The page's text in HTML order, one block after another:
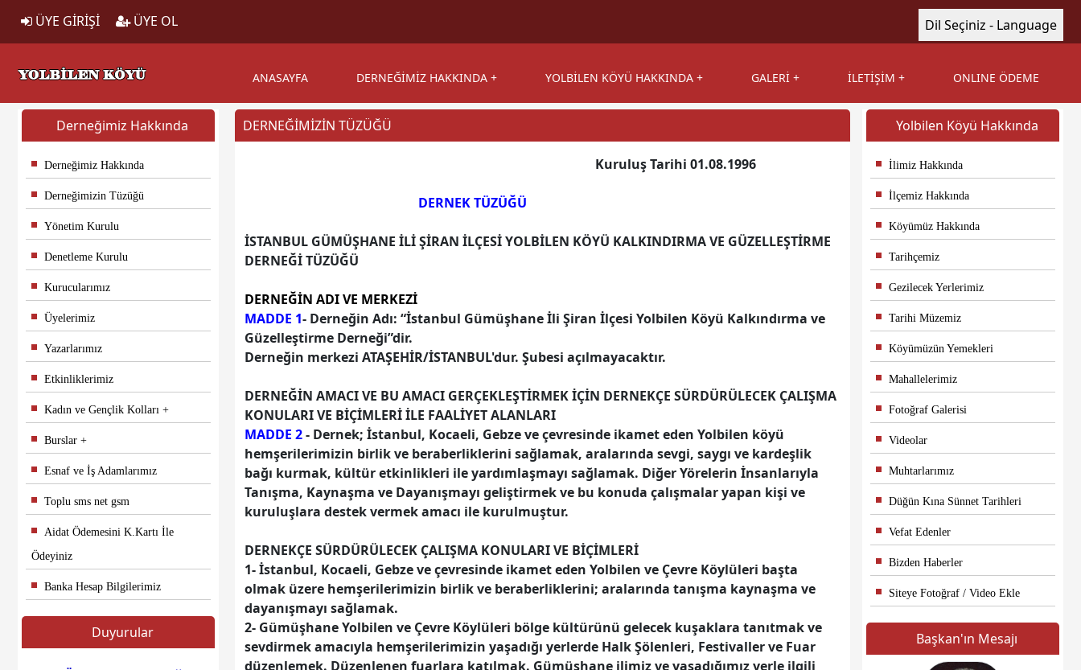
Dil Seçiniz - Language
ÜYE GİRİŞİ ÜYE OL
ANASAYFA DERNEĞİMİZ HAKKINDA YOLBİLEN KÖYÜ HAKKINDA GALERİ İLETİŞİM ONLINE ÖDEME
Derneğimiz Hakkında
Derneğimiz Hakkında
Derneğimizin Tüzüğü
Yönetim Kurulu
Denetleme Kurulu
Kurucularımız
Üyelerimiz
Yazarlarımız
Etkinliklerimiz
Kadın ve Gençlik Kolları
Burslar
Esnaf ve İş Adamlarımız
Toplu sms net gsm
Aidat Ödemesini K.Kartı İle
Ödeyiniz
Banka Hesap Bilgilerimiz
Duyurular
Sayın Üyelerimiz Derneğimiz
DERNEĞİMİZİN TÜZÜĞÜ
Kuruluş Tarihi 01.08.1996
DERNEK TÜZÜĞÜ
İSTANBUL GÜMÜŞHANE İLİ ŞİRAN İLÇESİ YOLBİLEN KÖYÜ KALKINDIRMA VE GÜZELLEŞTİRME
DERNEĞİ TÜZÜĞÜ
DERNEĞİN ADI VE MERKEZİ
MADDE 1- Derneğin Adı: “İstanbul Gümüşhane İli Şiran İlçesi Yolbilen Köyü Kalkındırma ve
Güzelleştirme Derneği”dir.
Derneğin merkezi ATAŞEHİR/İSTANBUL'dur. Şubesi açılmayacaktır.
DERNEĞİN AMACI VE BU AMACI GERÇEKLEŞTİRMEK İÇİN DERNEKÇE SÜRDÜRÜLECEK ÇALIŞMA
KONULARI VE BİÇİMLERİ İLE FAALİYET ALANLARI
MADDE 2- Dernek; İstanbul, Kocaeli, Gebze ve çevresinde ikamet eden Yolbilen köyü
hemşerilerimizin birlik ve beraberliklerini sağlamak, aralarında sevgi, saygı ve kardeşlik
bağı kurmak, kültür etkinlikleri ile yardımlaşmayı sağlamak. Diğer Yörelerin İnsanlarıyla
Tanışma, Kaynaşma ve Dayanışmayı geliştirmek ve bu konuda çalışmalar yapan kişi ve
kuruluşlara destek vermek amacı ile kurulmuştur.
DERNEKÇE SÜRDÜRÜLECEK ÇALIŞMA KONULARI VE BİÇİMLERİ
1- İstanbul, Kocaeli, Gebze ve çevresinde ikamet eden Yolbilen ve Çevre Köylüleri başta
olmak üzere hemşerilerimizin birlik ve beraberliklerini; aralarında tanışma kaynaşma ve
dayanışmayı sağlamak.
2- Gümüşhane Yolbilen ve Çevre Köylüleri bölge kültürünü gelecek kuşaklara tanıtmak ve
sevdirmek amacıyla hemşerilerimizin yaşadığı yerlerde Halk Şölenleri, Festivaller ve Fuar
düzenlemek. Düzenlenen fuarlara katılmak. Gümüşhane ilimiz ve yaşadığımız yerle ilgili
Yolbilen Köyü Hakkında
İlimiz Hakkında
İlçemiz Hakkında
Köyümüz Hakkında
Tarihçemiz
Gezilecek Yerlerimiz
Tarihi Müzemiz
Köyümüzün Yemekleri
Mahallelerimiz
Fotoğraf Galerisi
Videolar
Muhtarlarımız
Düğün Kına Sünnet Tarihleri
Vefat Edenler
Bizden Haberler
Siteye Fotoğraf / Video Ekle
Başkan'ın Mesajı